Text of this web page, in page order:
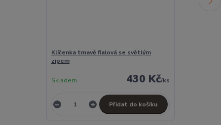
Klíčenka tmavě fialová se světlým
zipem
430 Kč/ks
Skladem
Přidat do košíku